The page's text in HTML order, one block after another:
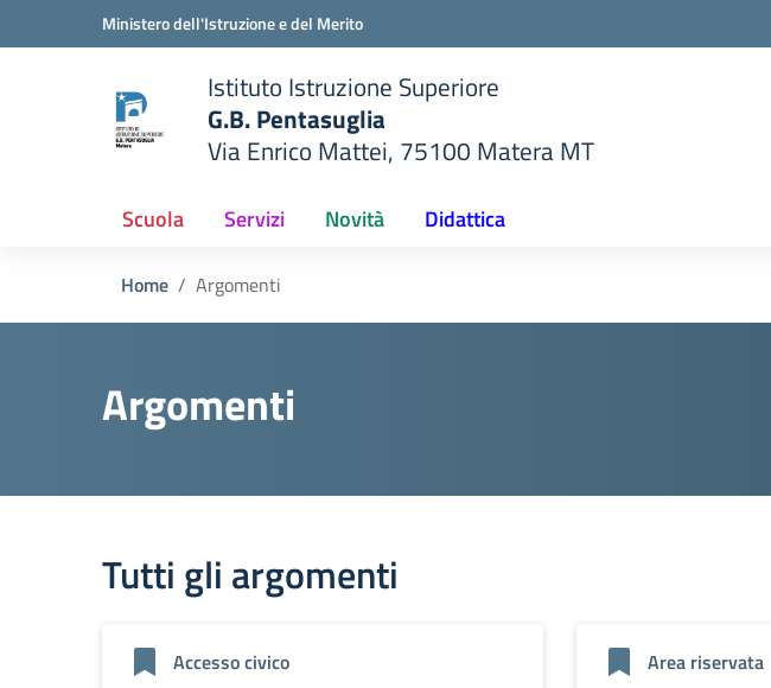
Vai ai contenuti
Vai al menu di navigazioneMinistero dell'Istruzione e del Merito
Istituto Istruzione Superiore
G.B. Pentasuglia
Via Enrico Mattei, 75100 Matera MT
Scuola Servizi Novità Didattica
Home Argomenti
Argomenti
Tutti gli argomenti
Accesso civico Area riservata